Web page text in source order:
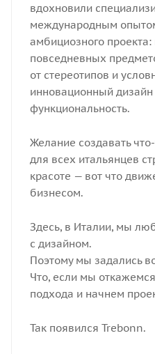
вдохновили
международным
амбициозного
повседневных
от стереотипов и
инновационный
функциональность.
Желание создавать
для всех итальянцев
красоте — вот что
бизнесом.
Здесь, в Италии, мы
с дизайном.
Поэтому мы задались
Что, если мы
подхода и начнем
Так появился Trebonn.